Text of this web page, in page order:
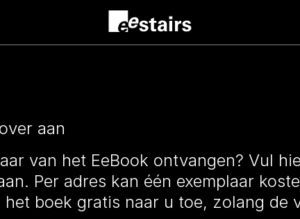
aan
van het EeBook ontvangen? Vul
Per adres kan één exemplaar
boek gratis naar u toe, zolang de